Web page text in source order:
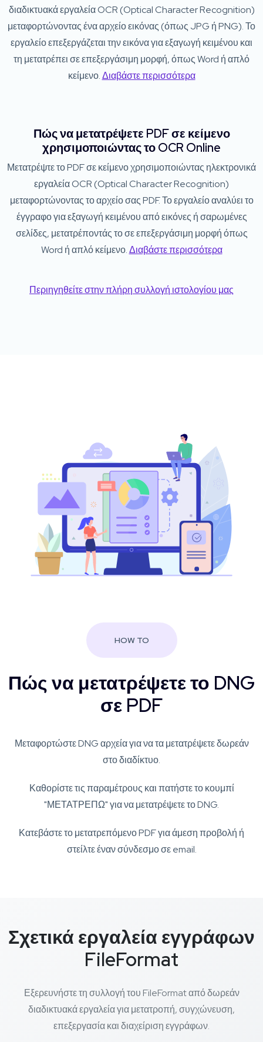
διαδικτυακά εργαλεία OCR (Optical Character Recognition)
μεταφορτώνοντας ένα αρχείο εικόνας (όπως JPG ή PNG). Το
εργαλείο επεξεργάζεται την εικόνα για εξαγωγή κειμένου και
τη μετατρέπει σε επεξεργάσιμη μορφή, όπως Word ή απλό
κείμενο.Διαβάστε περισσότερα
Πώς να μετατρέψετε PDF σε κείμενο
χρησιμοποιώντας το OCR Online
Μετατρέψτε το PDF σε κείμενο χρησιμοποιώντας ηλεκτρονικά
εργαλεία OCR (Optical Character Recognition)
μεταφορτώνοντας το αρχείο σας PDF. Το εργαλείο αναλύει το
έγγραφο για εξαγωγή κειμένου από εικόνες ή σαρωμένες
σελίδες, μετατρέποντάς το σε επεξεργάσιμη μορφή όπως
Word ή απλό κείμενο.Διαβάστε περισσότερα
Περιηγηθείτε στην πλήρη συλλογή ιστολογίου μας
HOW TO
Πώς να μετατρέψετε το DNG
σε PDF
Μεταφορτώστε DNG αρχεία για να τα μετατρέψετε δωρεάν
στο διαδίκτυο.
Καθορίστε τις παραμέτρους και πατήστε το κουμπί
"ΜΕΤΑΤΡΕΠΩ" για να μετατρέψετε το DNG.
Κατεβάστε το μετατρεπόμενο PDF για άμεση προβολή ή
στείλτε έναν σύνδεσμο σε email.
Σχετικά εργαλεία εγγράφων
FileFormat
Εξερευνήστε τη συλλογή του FileFormat από δωρεάν
διαδικτυακά εργαλεία για μετατροπή, συγχώνευση,
επεξεργασία και διαχείριση εγγράφων.